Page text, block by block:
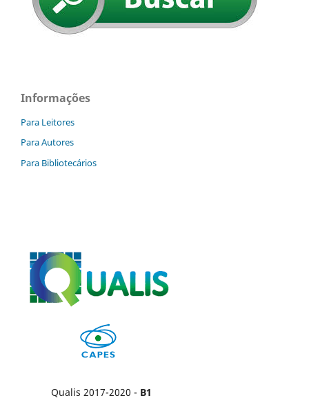
Informações
Para Leitores
Para Autores
Para Bibliotecários
Qualis 2017-2020 - B1